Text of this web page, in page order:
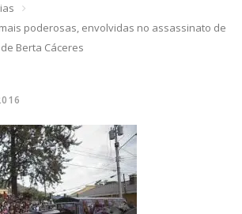
poderosas, envolvidas no assassinato de
Berta Cáceres